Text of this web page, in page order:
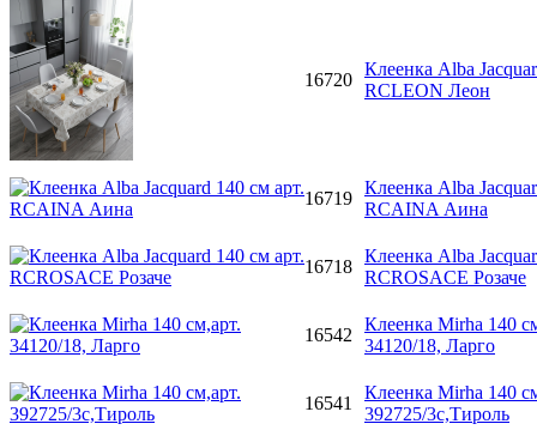
16720
Клеенка Alba
RCLEON Леон
16719
Клеенка Alba
RCAINA Аина
16718
Клеенка Alba
RCROSACE Розаче
16542
Клеенка Mirha 140
34120/18, Ларго
16541
Клеенка Mirha 140
392725/3c,Тироль